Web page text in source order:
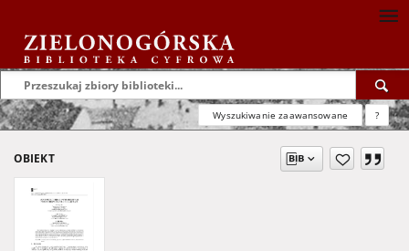
Wyszukiwanie zaawansowane ?
OBIEKT